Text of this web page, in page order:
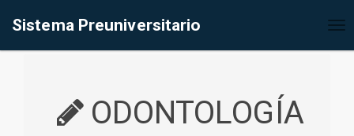
Sistema Preuniversitario
ODONTOLOGÍA